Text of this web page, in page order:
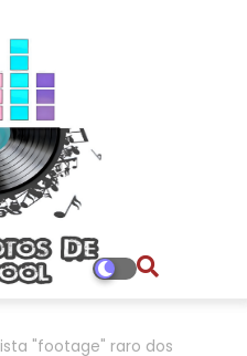
"footage" raro dos